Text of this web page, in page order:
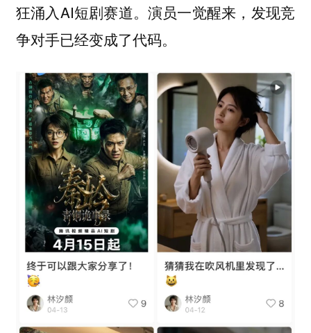
狂涌入AI短剧赛道。演员一觉醒来，发现竞
争对手已经变成了代码。